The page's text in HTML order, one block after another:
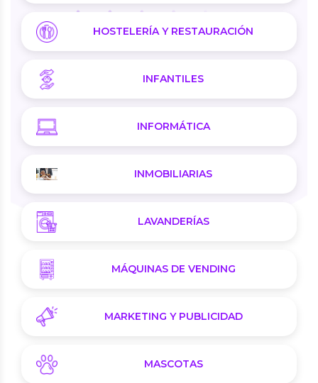
HOSTELERÍA Y RESTAURACIÓN
INFANTILES
INFORMÁTICA
INMOBILIARIAS
LAVANDERÍAS
MÁQUINAS DE VENDING
MARKETING Y PUBLICIDAD
MASCOTAS